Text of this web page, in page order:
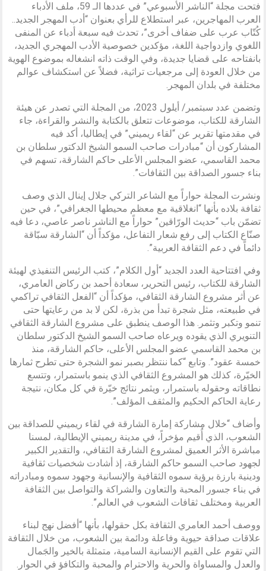
فتحت مجلة “الناشر الأسبوعي” في عددها الـ 59، ملف الأدباء
العرب المهاجرين، عبر استطلاع للرأي بعنوان “أدب المهجر الجديد..
كُتّاب عرب على ضفاف أخرى”، تحدث فيه سبعة أدباء عن المنفى
اللغوي وازدواجية اللغة، مؤكدين خصوصية الأدب المهجري الجديد،
بانفتاحه على قضايا جديدة، وفي الوقت ذاته انشغاله بموضوع الهوية
من خلال العودة إلى مرجعيات تراثية، فضلاً عن استكشاف عوالم
مختلفة في بلدان المهجر.
وتضمن عدد سبتمبر/ أيلول 2023، من المجلة التي تصدر عن هيئة
الشارقة للكتاب، موضوعات تتعلق بالكتابة والنشر والقراءة، جاء
في مقدمتها تقرير عن “لقاء ريميني” في إيطاليا، أكد فيه
المشاركون أن “مبادرات صاحب السمو الشيخ الدكتور سلطان بن
محمد القاسمي، عضو المجلس الأعلى حاكم الشارقة، تسهم في
بناء جسور الصداقة بين الثقافات”.
ونشرت المجلة حواراً مع الشاعر التركي جلال إينال الذي وصف
ثقافة بلاده بأنها “انغلاقية مع معظم محيطها الجغرافي”، في حين
تضمّن باب “حديث الورّاقين” حواراً مع الناشر ناصر عاصي، دعا فيه
صنّاع الكتاب إلى رفع شعار التفاعل، مؤكداً أن “الشارقة سبّاقة
دائماً في دعم الثقافة العربية”.
وفي افتتاحية العدد الجديد “أول الكلام”، كتب الرئيس التنفيذي لهيئة
الشارقة للكتاب، رئيس التحرير، سعادة أحمد بن ركاض العامري،
عن أثر مشروع الشارقة الثقافي، مؤكداً أن “الفعل الثقافي تراكمي
في طبيعته، مثل شجرة تبدأ من بذرة، لكن لا بد من رعايتها حتى
تنمو وتكبر وتثمر. هذا الوصف ينطبق على مشروع الشارقة الثقافي
التنويري الذي يقوده ويرعاه صاحب السمو الشيخ الدكتور سلطان
بن محمد القاسمي عضو المجلس الأعلى، حاكم الشارقة، منذ
خمسة عقود”. وتابع “كما ننتظر بصبر نمو الشجرة حتى تطرح ثمارها
الخيّرة، كذلك هو المشروع الثقافي الذي ينمو باستمرار، وتتسع
نطاقاته وحقوله باستمرار، ويثمر نتائج خيّرة في كل مكان، نتيجة
رعاية الحاكم الحكيم والمثقف المؤلف”.
وأضاف “خلال مشاركة إمارة الشارقة في لقاء ريميني للصداقة بين
الشعوب، الذي أُقيم مؤخراً، في مدينة ريميني الإيطالية، لمسنا
مباشرة الأثر العميق لمشروع الشارقة الثقافي، والتقدير الكبير
لجهود صاحب السمو حاكم الشارقة، إذ أشادت شخصيات ثقافية
ودينية بارزة برؤية سموه الثقافية والإنسانية وجهود سموه ومبادراته
في بناء جسور المحبة والتعاون والشراكة والتواصل بين الثقافة
العربية ومختلف ثقافات الشعوب في العالم”.
ووصف أحمد العامري الثقافة بكل حقولها، بأنها “أفضل نهج لبناء
علاقات صداقة حيوية وفاعلة ودائمة بين الشعوب، من خلال الثقافة
التي تقوم على القيم الإنسانية السامية، متمثلة بالخير والجَمال
والعدل والمساواة والحرية والاحترام والمحبة والتكافؤ في الحوار.